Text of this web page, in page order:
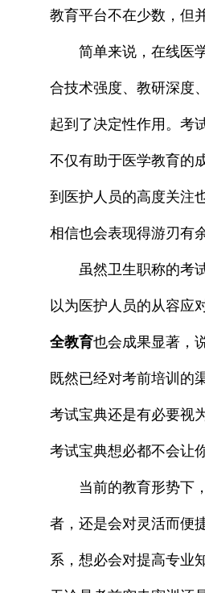
教育平台不在少数，但
简单来说，在线医
合技术强度、教研深度
起到了决定性作用。考
不仅有助于医学教育的
到医护人员的高度关注
相信也会表现得游刃有余
虽然卫生职称的考
以为医护人员的从容应
全教育也会成果显著，
既然已经对考前培训的
考试宝典还是有必要视
考试宝典想必都不会让
当前的教育形势下
者，还是会对灵活而便
系，想必会对提高专业